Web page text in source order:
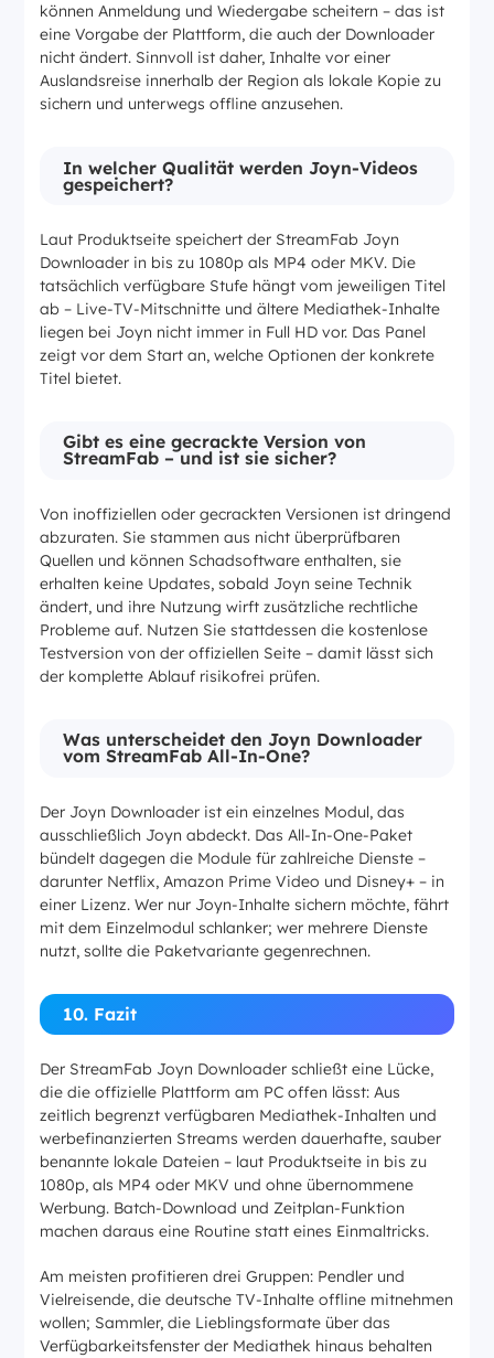
können Anmeldung und Wiedergabe scheitern – das ist
eine Vorgabe der Plattform, die auch der Downloader
nicht ändert. Sinnvoll ist daher, Inhalte vor einer
Auslandsreise innerhalb der Region als lokale Kopie zu
sichern und unterwegs offline anzusehen.
In welcher Qualität werden Joyn-Videos
gespeichert?
Laut Produktseite speichert der StreamFab Joyn
Downloader in bis zu 1080p als MP4 oder MKV. Die
tatsächlich verfügbare Stufe hängt vom jeweiligen Titel
ab – Live-TV-Mitschnitte und ältere Mediathek-Inhalte
liegen bei Joyn nicht immer in Full HD vor. Das Panel
zeigt vor dem Start an, welche Optionen der konkrete
Titel bietet.
Gibt es eine gecrackte Version von
StreamFab – und ist sie sicher?
Von inoffiziellen oder gecrackten Versionen ist dringend
abzuraten. Sie stammen aus nicht überprüfbaren
Quellen und können Schadsoftware enthalten, sie
erhalten keine Updates, sobald Joyn seine Technik
ändert, und ihre Nutzung wirft zusätzliche rechtliche
Probleme auf. Nutzen Sie stattdessen die kostenlose
Testversion von der offiziellen Seite – damit lässt sich
der komplette Ablauf risikofrei prüfen.
Was unterscheidet den Joyn Downloader
vom StreamFab All-In-One?
Der Joyn Downloader ist ein einzelnes Modul, das
ausschließlich Joyn abdeckt. Das All-In-One-Paket
bündelt dagegen die Module für zahlreiche Dienste –
darunter Netflix, Amazon Prime Video und Disney+ – in
einer Lizenz. Wer nur Joyn-Inhalte sichern möchte, fährt
mit dem Einzelmodul schlanker; wer mehrere Dienste
nutzt, sollte die Paketvariante gegenrechnen.
10. Fazit
Der StreamFab Joyn Downloader schließt eine Lücke,
die die offizielle Plattform am PC offen lässt: Aus
zeitlich begrenzt verfügbaren Mediathek-Inhalten und
werbefinanzierten Streams werden dauerhafte, sauber
benannte lokale Dateien – laut Produktseite in bis zu
1080p, als MP4 oder MKV und ohne übernommene
Werbung. Batch-Download und Zeitplan-Funktion
machen daraus eine Routine statt eines Einmaltricks.
Am meisten profitieren drei Gruppen: Pendler und
Vielreisende, die deutsche TV-Inhalte offline mitnehmen
wollen; Sammler, die Lieblingsformate über das
Verfügbarkeitsfenster der Mediathek hinaus behalten